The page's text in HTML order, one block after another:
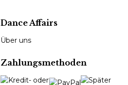
Dance Affairs
Über uns
Zahlungsmethoden